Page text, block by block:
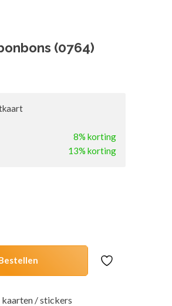
(0764)
8% korting
13% korting
kaarten / stickers